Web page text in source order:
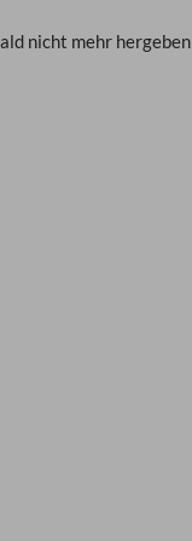
nicht mehr hergeben